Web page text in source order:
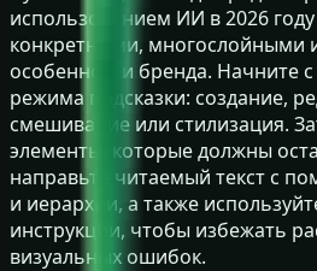
использованием ИИ в 2026
конкретными, многослойными
особенности бренда. Начните
режима подсказки: создание,
смешивание или стилизация.
элементы, которые должны
направьте читаемый текст с
и иерархии, а также
инструкции, чтобы избежать
визуальных ошибок.